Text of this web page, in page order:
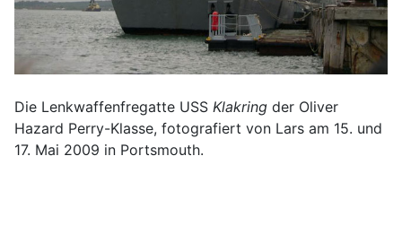
Die Lenkwaffenfregatte USS Klakring der Oliver
Hazard Perry-Klasse, fotografiert von Lars am 15. und
17. Mai 2009 in Portsmouth.